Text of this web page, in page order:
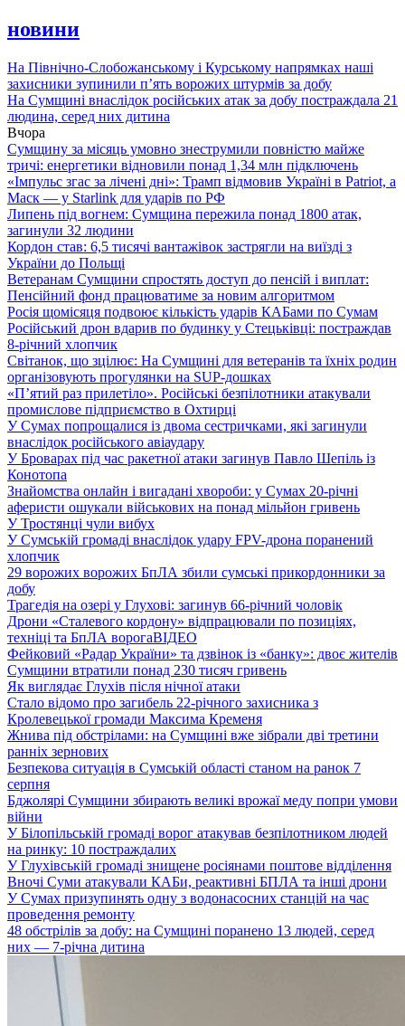
новини
На Північно-Слобожанському і Курському напрямках наші
захисники зупинили п’ять ворожих штурмів за добу
На Сумщині внаслідок російських атак за добу постраждала 21
людина, серед них дитина
Вчора
Сумщину за місяць умовно знеструмили повністю майже
тричі: енергетики відновили понад 1,34 млн підключень
«Імпульс згас за лічені дні»: Трамп відмовив Україні в Patriot, а
Маск — у Starlink для ударів по РФ
Липень під вогнем: Сумщина пережила понад 1800 атак,
загинули 32 людини
Кордон став: 6,5 тисячі вантажівок застрягли на виїзді з
України до Польщі
Ветеранам Сумщини спростять доступ до пенсій і виплат:
Пенсійний фонд працюватиме за новим алгоритмом
Росія щомісяця подвоює кількість ударів КАБами по Сумам
Російський дрон вдарив по будинку у Стецьківці: постраждав
8-річний хлопчик
Світанок, що зцілює: На Сумщині для ветеранів та їхніх родин
організовують прогулянки на SUP-дошках
«П’ятий раз прилетіло». Російські безпілотники атакували
промислове підприємство в Охтирці
У Сумах попрощалися із двома сестричками, які загинули
внаслідок російського авіаудару
У Броварах під час ракетної атаки загинув Павло Шепіль із
Конотопа
Знайомства онлайн і вигадані хвороби: у Сумах 20-річні
аферисти ошукали військових на понад мільйон гривень
У Тростянці чули вибух
У Сумській громаді внаслідок удару FPV-дрона поранений
хлопчик
29 ворожих ворожих БпЛА збили сумські прикордонники за
добу
Трагедія на озері у Глухові: загинув 66-річний чоловік
Дрони «Сталевого кордону» відпрацювали по позиціях,
техніці та БпЛА ворогаВІДЕО
Фейковий «Радар України» та дзвінок із «банку»: двоє жителів
Сумщини втратили понад 230 тисяч гривень
Як виглядає Глухів після нічної атаки
Стало відомо про загибель 22-річного захисника з
Кролевецької громади Максима Кременя
Жнива під обстрілами: на Сумщині вже зібрали дві третини
ранніх зернових
Безпекова ситуація в Сумській області станом на ранок 7
серпня
Бджолярі Сумщини збирають великі врожаї меду попри умови
війни
У Білопільській громаді ворог атакував безпілотником людей
на ринку: 10 постраждалих
У Глухівській громаді знищене росіянами поштове відділення
Вночі Суми атакували КАБи, реактивні БПЛА та інші дрони
У Сумах призупинять одну з водонасосних станцій на час
проведення ремонту
48 обстрілів за добу: на Сумщині поранено 13 людей, серед
них — 7-річна дитина